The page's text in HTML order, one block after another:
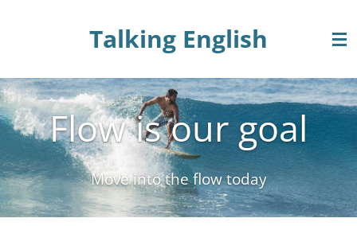
Talking English
Flow is our goal
Move into the flow today